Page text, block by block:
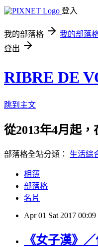
登入
我的部落格 我的部落
登出
RIBRE DE
跳到主文
從2013年4月起
部落格全站分類： 生活綜
相簿
部落格
名片
Apr 01 Sat 2017 00:09
《女子漢》